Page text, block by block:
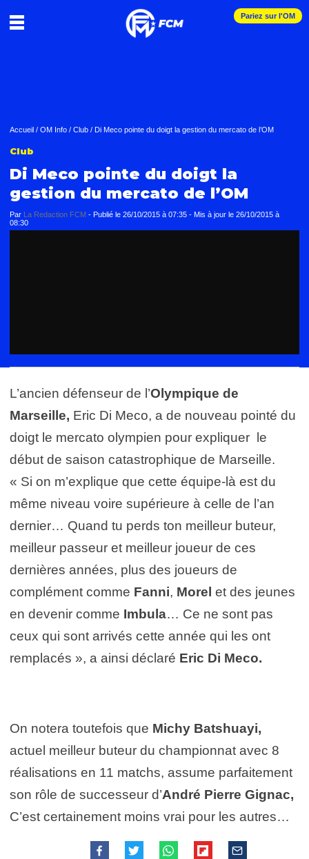
Pariez sur l'OM
Accueil / OM Info / Club / Di Meco pointe du doigt la gestion du mercato de l’OM
Club
Di Meco pointe du doigt la
gestion du mercato de l’OM
Par La Redaction FCM - Publié le 26/10/2015 à 07:35 - Mis à jour le 26/10/2015 à
08:30
L’ancien défenseur de l’Olympique de
Marseille, Eric Di Meco, a de nouveau pointé du
doigt le mercato olympien pour expliquer le
début de saison catastrophique de Marseille.
« Si on m’explique que cette équipe-là est du
même niveau voire supérieure à celle de l’an
dernier… Quand tu perds ton meilleur buteur,
meilleur passeur et meilleur joueur de ces
dernières années, plus des joueurs de
complément comme Fanni, Morel et des jeunes
en devenir comme Imbula… Ce ne sont pas
ceux qui sont arrivés cette année qui les ont
remplacés », a ainsi déclaré Eric Di Meco.
On notera toutefois que Michy Batshuayi,
actuel meilleur buteur du championnat avec 8
réalisations en 11 matchs, assume parfaitement
son rôle de successeur d’André Pierre Gignac,
C’est certainement moins vrai pour les autres…